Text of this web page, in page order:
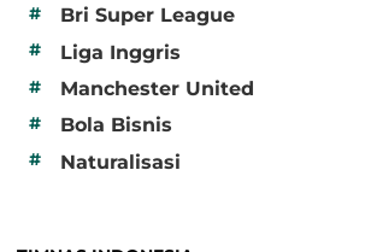
# Bri Super League
# Liga Inggris
# Manchester United
# Bola Bisnis
# Naturalisasi